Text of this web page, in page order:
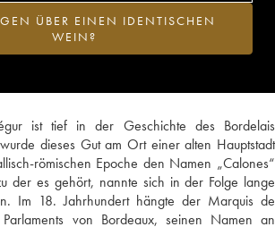
ist tief in der Geschichte des Bordelais
dieses Gut am Ort einer alten Hauptstadt
römischen Epoche den Namen „Calones“
der es gehört, nannte sich in der Folge lange
Im 18. Jahrhundert hängte der Marquis de
von Bordeaux, seinen Namen an
ÜBER EINEN IDENTISCHEN
WEIN?